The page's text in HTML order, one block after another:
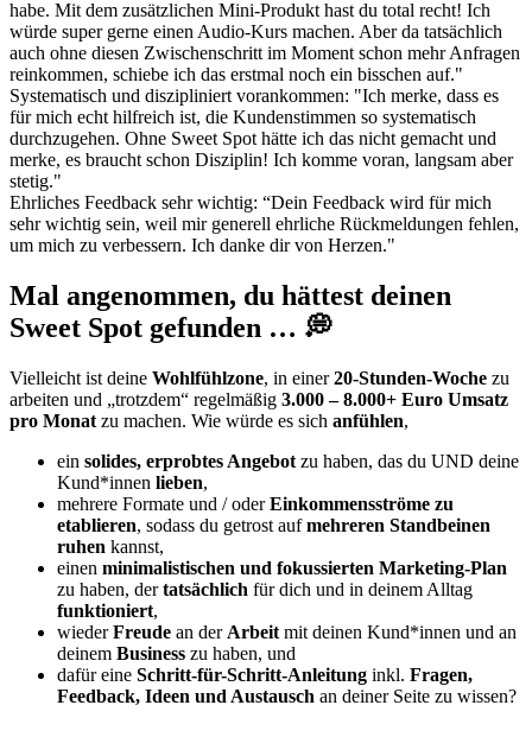
habe. Mit dem zusätzlichen Mini-Produkt hast du total recht! Ich
würde super gerne einen Audio-Kurs machen. Aber da tatsächlich
auch ohne diesen Zwischenschritt im Moment schon mehr Anfragen
reinkommen, schiebe ich das erstmal noch ein bisschen auf."
Systematisch und diszipliniert vorankommen: "Ich merke, dass es
für mich echt hilfreich ist, die Kundenstimmen so systematisch
durchzugehen. Ohne Sweet Spot hätte ich das nicht gemacht und
merke, es braucht schon Disziplin! Ich komme voran, langsam aber
stetig."
Ehrliches Feedback sehr wichtig: “Dein Feedback wird für mich
sehr wichtig sein, weil mir generell ehrliche Rückmeldungen fehlen,
um mich zu verbessern. Ich danke dir von Herzen."
Mal angenommen, du hättest deinen
Sweet Spot gefunden … 💭
Vielleicht ist deine Wohlfühlzone, in einer20-Stunden-Woche zu
arbeiten und „trotzdem“ regelmäßig 3.000 – 8.000+ Euro Umsatz
pro Monat zu machen. Wie würde es sich anfühlen,
ein solides, erprobtes Angebot zu haben, das du UND deine
Kund*innen lieben,
mehrere Formate und / oderEinkommensströme zu
etablieren, sodass du getrost aufmehreren Standbeinen
ruhen kannst,
einen minimalistischen und fokussierten Marketing-Plan
zu haben, dertatsächlich für dich und in deinem Alltag
funktioniert,
wiederFreude an der Arbeit mit deinen Kund*innen und an
deinem Business zu haben, und
dafür eine Schritt-für-Schritt-Anleitung inkl. Fragen,
Feedback, Ideen und Austausch an deiner Seite zu wissen?